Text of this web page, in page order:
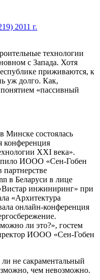
2011 г.
технологии
с Запада. Хотя
приживаются, к
уж долго. Как,
понятием «пассивный
Минске состоялась
конференция
XXI века».
ИООО «Сен-Гобен
в Беларуси в лице
инжиниринг» при
«Архитектура
онлайн-конференция
ли это?», гостем
ИООО «Сен-Гобен
не сакраментальный
чем невозможно.